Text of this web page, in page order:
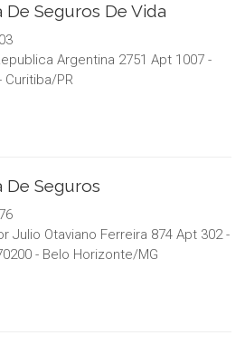
Seguros De Vida
Argentina 2751 Apt 1007 -
Curitiba/PR
Seguros
Julio Otaviano Ferreira 874 Apt 302 -
- Belo Horizonte/MG